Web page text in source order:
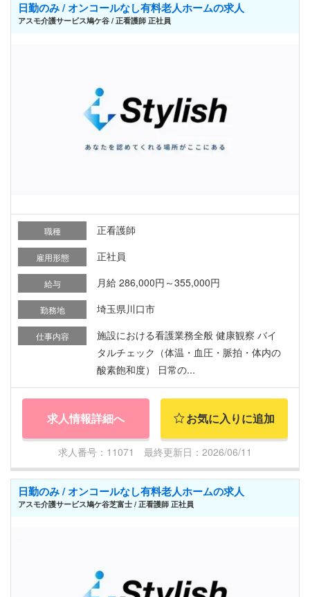
日勤のみ / オンコールなし有料老人ホームの求人
アスモ介護サービス鳩ケ谷 / 正看護師 正社員
職種 正看護師
雇用形態 正社員
給与 月給 286,000円～355,000円
勤務地 埼玉県川口市
仕事内容
施設における看護業務全般 健康観察 バイ
タルチェック（体温・血圧・脈拍・体内の
酸素飽和度） 日常の...
求人情報詳細へ お気に入りに追加
求人番号：11071 最終更新日：2026/06/11
日勤のみ / オンコールなし有料老人ホームの求人
アスモ介護サービス鳩ケ谷芝富士 / 正看護師 正社員